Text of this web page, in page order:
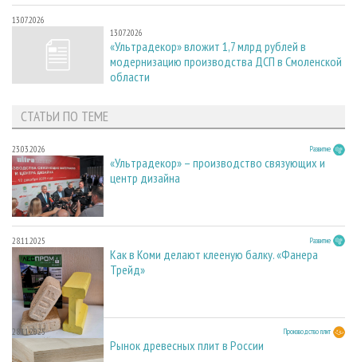
13.07.2026
13.07.2026
«Ультрадекор» вложит 1,7 млрд рублей в
модернизацию производства ДСП в Смоленской
области
СТАТЬИ ПО ТЕМЕ
23.03.2026 Развитие
«Ультрадекор» – производство связующих и
центр дизайна
28.11.2025 Развитие
Как в Коми делают клееную балку. «Фанера
Трейд»
28.11.2025 Производство плит
Рынок древесных плит в России